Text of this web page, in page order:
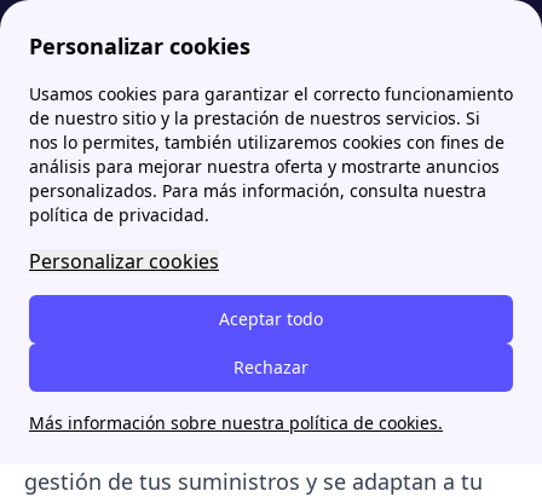
Personalizar cookies
Usamos cookies para garantizar el correcto funcionamiento
de nuestro sitio y la prestación de nuestros servicios. Si
nos lo permites, también utilizaremos cookies con fines de
análisis para mejorar nuestra oferta y mostrarte anuncios
personalizados. Para más información, consulta nuestra
política de privacidad.
Personalizar cookies
Aceptar todo
Rechazar
Más información sobre nuestra política de cookies.
Papernest.es MoreTarifas ¿Vale la pena contratar la luz y el gas juntos con Octopus Energy?
¿Vale la pena contratar la
luz y el gas juntos con
Octopus Energy?
Octopus Energy comercializa tres tarifas de luz
que pueden combinarse con una tarifa de gas y
convertirse así en tarifas duales. Estas
merecen la pena por distintas razones
gestión de tus suministros y se adaptan a tu